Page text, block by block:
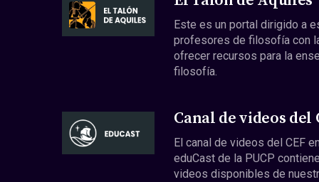
Este es un portal dirigido a
profesores de filosofía con
ofrecer recursos para la
filosofía.
Canal de videos del
El canal de videos del CEF
eduCast de la PUCP
videos disponibles de